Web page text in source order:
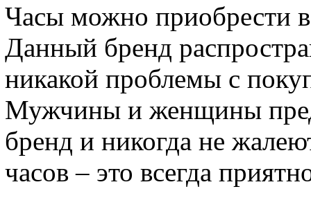
Часы можно приобрести
Данный бренд
никакой проблемы с
Мужчины и женщины
бренд и никогда не
часов – это всегда